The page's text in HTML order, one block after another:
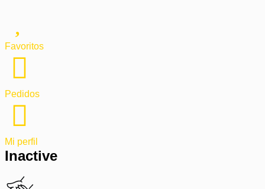
Favoritos
Pedidos
Mi perfil
Inactive